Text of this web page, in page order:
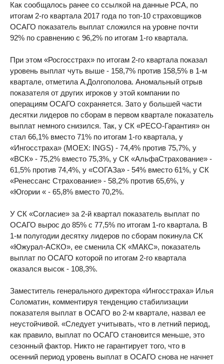
Как сообщалось ранее со ссылкой на данные РСА, по
итогам 2-го квартала 2017 года по топ-10 страховщиков
ОСАГО показатель выплат сложился на уровне почти
92% по сравнению с 96,2% по итогам 1-го квартала.
При этом «Росгосстрах» по итогам 2-го квартала показал
уровень выплат чуть выше - 158,7% против 158,5% в 1-м
квартале, отметила А.Долгополова. Аномальный отрыв
показателя от других игроков у этой компании по
операциям ОСАГО сохраняется. Зато у большей части
десятки лидеров по сборам в первом квартале показатель
выплат немного снизился. Так, у СК «РЕСО-Гарантия» он
стал 66,1% вместо 71% по итогам 1-го квартала, у
«Ингосстраха» (MOEX: INGS) - 74,4% против 75,7%, у
«ВСК» - 75,2% вместо 75,3%, у СК «АльфаСтрахование» -
61,5% против 74,4%, у «СОГАЗа» - 54% вместо 61%, у СК
«Ренессанс Страхование» - 58,2% против 65,6%, у
«Югории « - 65,8% вместо 70,2%.
У СК «Согласие» за 2-й квартал показатель выплат по
ОСАГО вырос до 85% с 77,5% по итогам 1-го квартала. В
1-м полугодии десятку лидеров по сборам покинула СК
«Южурал-АСКО», ее сменила СК «МАКС», показатель
выплат по ОСАГО которой по итогам 2-го квартала
оказался высок - 108,3%.
Заместитель генерального директора «Ингосстраха» Илья
Соломатин, комментируя тенденцию стабилизации
показателя выплат в ОСАГО во 2-м квартале, назвал ее
неустойчивой. «Следует учитывать, что в летний период,
как правило, выплат по ОСАГО становится меньше, это
сезонный фактор. Никто не гарантирует того, что в
осенний период уровень выплат в ОСАГО снова не начнет